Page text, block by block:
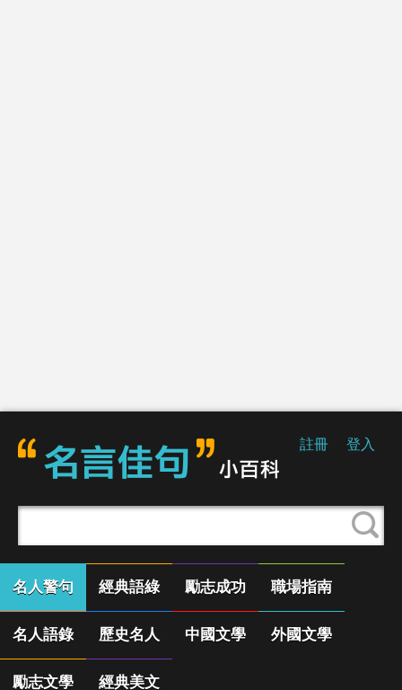
註冊 登入
名人警句 經典語綠 勵志成功 職場指南
名人語錄 歷史名人 中國文學 外國文學
勵志文學 經典美文